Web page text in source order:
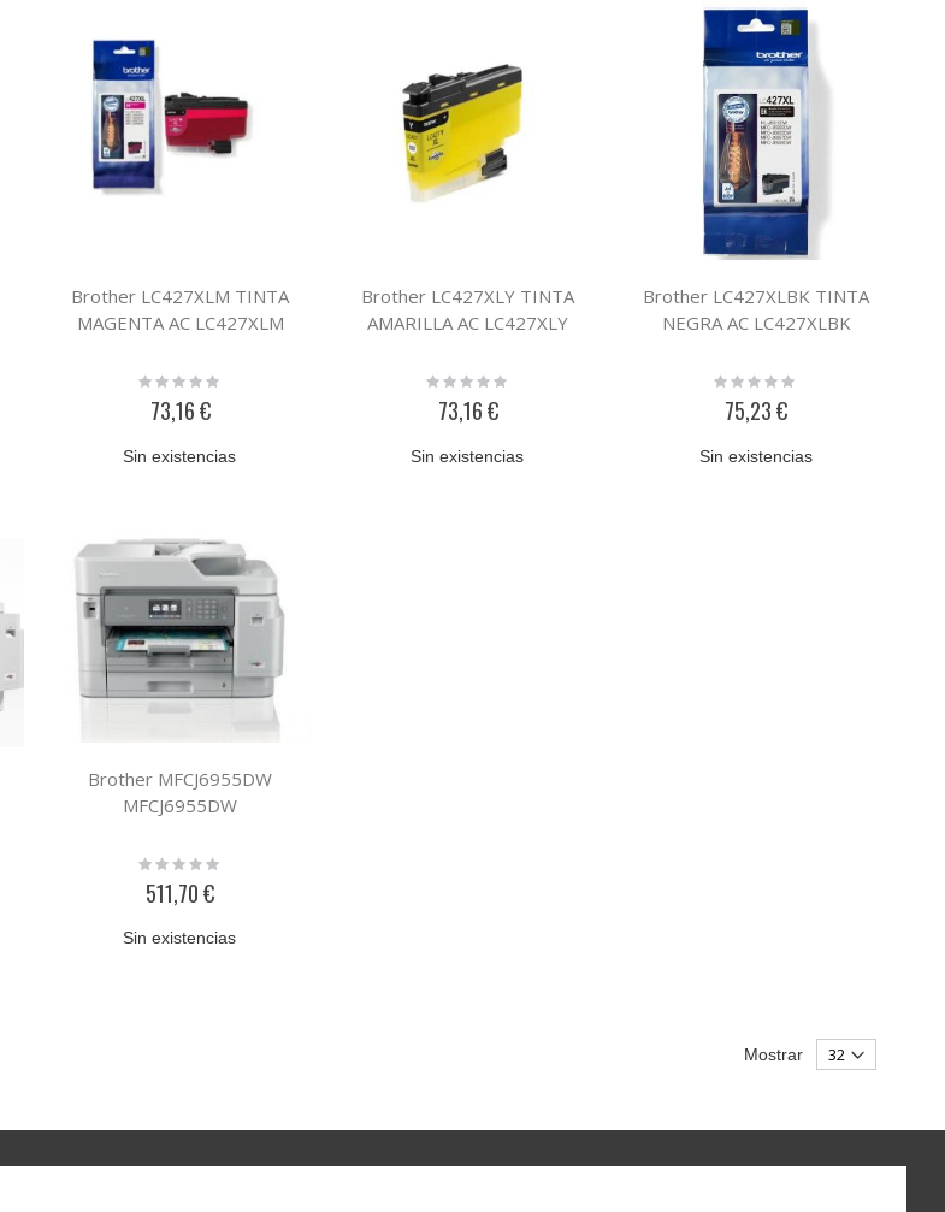
Brother LC427XLM TINTA
MAGENTA AC LC427XLM
Rating:
73,16 €
Sin existencias
Brother LC427XLY TINTA
AMARILLA AC LC427XLY
Rating:
73,16 €
Sin existencias
Brother LC427XLBK TINTA
NEGRA AC LC427XLBK
Rating:
75,23 €
Sin existencias
Brother MFCJ6955DW
MFCJ6955DW
Rating:
511,70 €
Sin existencias
Mostrar